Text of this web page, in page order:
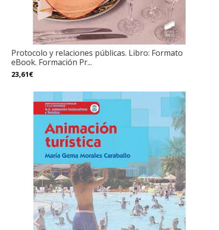
Protocolo y relaciones públicas. Libro: Formato
eBook. Formación Pr...
23,61€